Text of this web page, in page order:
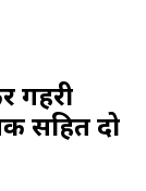
गहरी
सहित दो